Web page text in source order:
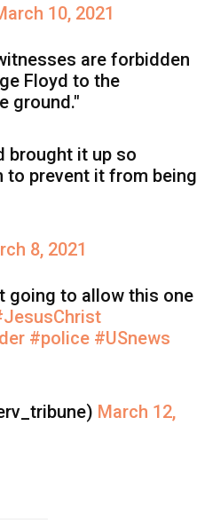
10, 2021
are forbidden
Floyd to the
ground."
brought it up so
to prevent it from being
8, 2021
going to allow this one
#police #USnews
March 12,